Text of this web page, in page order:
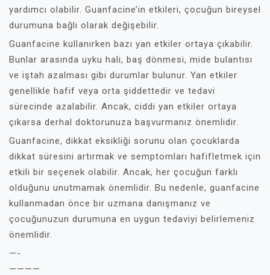
yardımcı olabilir. Guanfacine’in etkileri, çocuğun bireysel
durumuna bağlı olarak değişebilir.
Guanfacine kullanırken bazı yan etkiler ortaya çıkabilir.
Bunlar arasında uyku hali, baş dönmesi, mide bulantısı
ve iştah azalması gibi durumlar bulunur. Yan etkiler
genellikle hafif veya orta şiddettedir ve tedavi
sürecinde azalabilir. Ancak, ciddi yan etkiler ortaya
çıkarsa derhal doktorunuza başvurmanız önemlidir.
Guanfacine, dikkat eksikliği sorunu olan çocuklarda
dikkat süresini artırmak ve semptomları hafifletmek için
etkili bir seçenek olabilir. Ancak, her çocuğun farklı
olduğunu unutmamak önemlidir. Bu nedenle, guanfacine
kullanmadan önce bir uzmana danışmanız ve
çocuğunuzun durumuna en uygun tedaviyi belirlemeniz
önemlidir.
—-
————